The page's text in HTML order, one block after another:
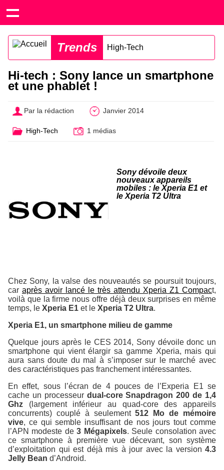
Trends High-Tech
Hi-tech : Sony lance un smartphone
et une phablet !
Par la rédaction Janvier 2014
High-Tech 1 médias
Sony dévoile deux
nouveaux appareils
mobiles : le Xperia E1 et
le Xperia T2 Ultra
Chez Sony, la valse des nouveautés se poursuit toujours,
car après avoir lancé le très attendu Xperia Z1 Compact,
voilà que la firme nous offre déjà deux surprises en même
temps, le Xperia E1 et le Xperia T2 Ultra.
Xperia E1, un smartphone milieu de gamme
Quelque jours après le CES 2014, Sony dévoile donc un
smartphone qui vient élargir sa gamme Xperia, mais qui
aura sans doute du mal à s’imposer sur le marché avec
des caractéristiques pas franchement intéressantes.
En effet, sous l’écran de 4 pouces de l’Experia E1 se
cache un processeur dual-core Snapdragon 200 de 1,4
Ghz (largement inférieur au quad-core des appareils
concurrents) couplé à seulement512 Mo de mémoire
vive, ce qui semble insuffisant de nos jours tout comme
l’APN modeste de3 Mégapixels. Seule consolation avec
ce smartphone à première vue décevant, son système
d’exploitation qui est déjà mis à jour avec la version 4.3
Jelly Bean d’Android.